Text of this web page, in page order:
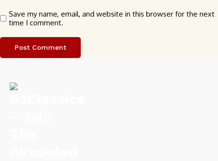
Save my name, email, and website in this browser for the next
time I comment.